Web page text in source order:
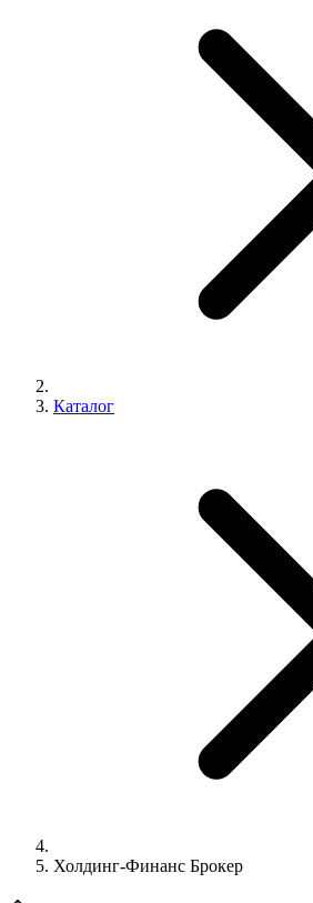
Каталог
Холдинг-Финанс Брокер